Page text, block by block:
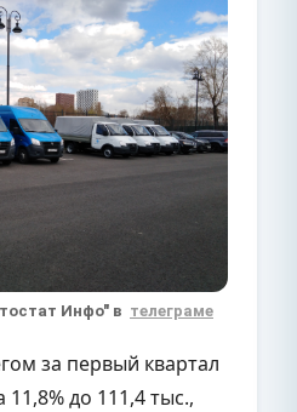
Инфо" в телеграме
за первый квартал
до 111,4 тыс.,